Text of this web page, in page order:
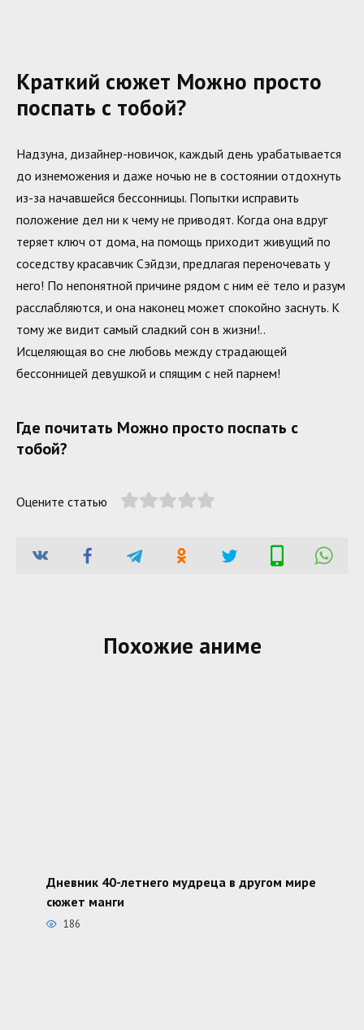
Краткий сюжет Можно просто
поспать с тобой?
Надзуна, дизайнер-новичок, каждый день урабатывается
до изнеможения и даже ночью не в состоянии отдохнуть
из-за начавшейся бессонницы. Попытки исправить
положение дел ни к чему не приводят. Когда она вдруг
теряет ключ от дома, на помощь приходит живущий по
соседству красавчик Сэйдзи, предлагая переночевать у
него! По непонятной причине рядом с ним её тело и разум
расслабляются, и она наконец может спокойно заснуть. К
тому же видит самый сладкий сон в жизни!..
Исцеляющая во сне любовь между страдающей
бессонницей девушкой и спящим с ней парнем!
Где почитать Можно просто поспать с
тобой?
Оцените статью
Похожие аниме
Дневник 40-летнего мудреца в другом мире
сюжет манги
186